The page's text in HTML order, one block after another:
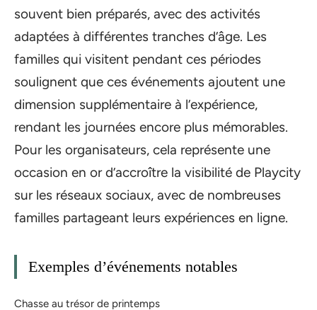
souvent bien préparés, avec des activités
adaptées à différentes tranches d’âge. Les
familles qui visitent pendant ces périodes
soulignent que ces événements ajoutent une
dimension supplémentaire à l’expérience,
rendant les journées encore plus mémorables.
Pour les organisateurs, cela représente une
occasion en or d’accroître la visibilité de Playcity
sur les réseaux sociaux, avec de nombreuses
familles partageant leurs expériences en ligne.
Exemples d’événements notables
Chasse au trésor de printemps